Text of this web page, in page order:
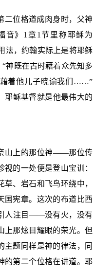
二位格道成肉身时，父神
音》 1 章1 节里称耶稣为
法，约翰实际上是将耶稣
“神既在古时藉着众先知多
着他儿子晓谕我们……”
耶稣基督就是他最伟大的
山上的那位神——那位传
的一处便是登山宝训：
、岩石和飞鸟环绕中，
国宪章。这次的布道比西
人注目——没有火，没有
上那炫目耀眼的荣光。但
主题同样是神的律法，同
的第二个位格在讲道。耶